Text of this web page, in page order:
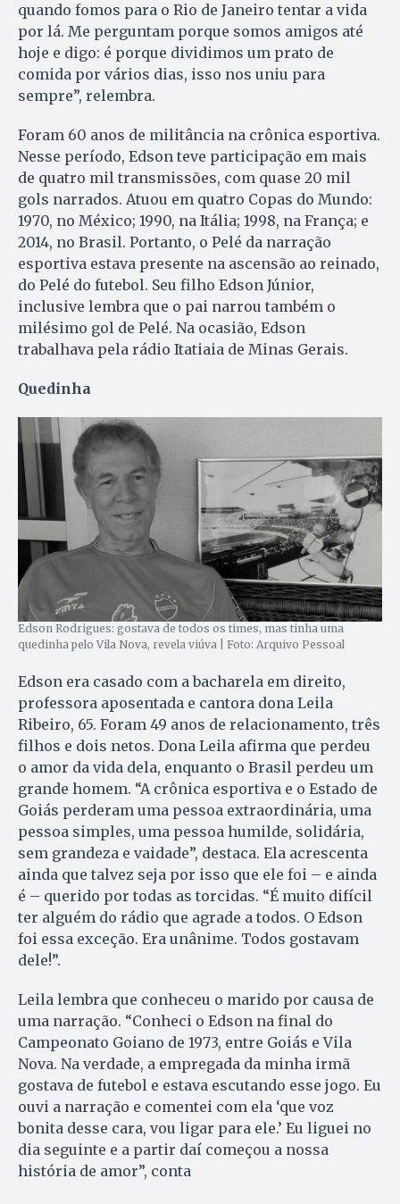
quando fomos para o Rio de Janeiro tentar a vida
por lá. Me perguntam porque somos amigos até
hoje e digo: é porque dividimos um prato de
comida por vários dias, isso nos uniu para
sempre”, relembra.
Foram 60 anos de militância na crônica esportiva.
Nesse período, Edson teve participação em mais
de quatro mil transmissões, com quase 20 mil
gols narrados. Atuou em quatro Copas do Mundo:
1970, no México; 1990, na Itália; 1998, na França; e
2014, no Brasil. Portanto, o Pelé da narração
esportiva estava presente na ascensão ao reinado,
do Pelé do futebol. Seu filho Edson Júnior,
inclusive lembra que o pai narrou também o
milésimo gol de Pelé. Na ocasião, Edson
trabalhava pela rádio Itatiaia de Minas Gerais.
Quedinha
Edson Rodrigues: gostava de todos os times, mas tinha uma
quedinha pelo Vila Nova, revela viúva | Foto: Arquivo Pessoal
Edson era casado com a bacharela em direito,
professora aposentada e cantora dona Leila
Ribeiro, 65. Foram 49 anos de relacionamento, três
filhos e dois netos. Dona Leila afirma que perdeu
o amor da vida dela, enquanto o Brasil perdeu um
grande homem. “A crônica esportiva e o Estado de
Goiás perderam uma pessoa extraordinária, uma
pessoa simples, uma pessoa humilde, solidária,
sem grandeza e vaidade”, destaca. Ela acrescenta
ainda que talvez seja por isso que ele foi – e ainda
é – querido por todas as torcidas. “É muito difícil
ter alguém do rádio que agrade a todos. O Edson
foi essa exceção. Era unânime. Todos gostavam
dele!”.
Leila lembra que conheceu o marido por causa de
uma narração. “Conheci o Edson na final do
Campeonato Goiano de 1973, entre Goiás e Vila
Nova. Na verdade, a empregada da minha irmã
gostava de futebol e estava escutando esse jogo. Eu
ouvi a narração e comentei com ela ‘que voz
bonita desse cara, vou ligar para ele.’ Eu liguei no
dia seguinte e a partir daí começou a nossa
história de amor”, conta